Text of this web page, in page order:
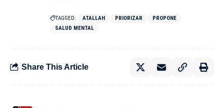
TAGGED: ATALLAH PRIORIZAR
PROPONE
SALUD MENTAL
Share This Article